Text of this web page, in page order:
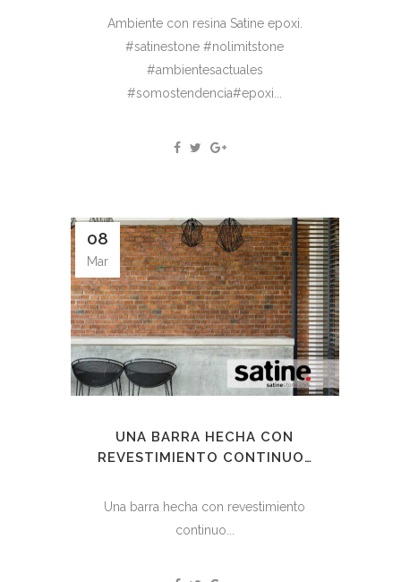
Ambiente con resina Satine epoxi.
#satinestone #nolimitstone
#ambientesactuales
#somostendencia#epoxi...
08
Mar
UNA BARRA HECHA CON
REVESTIMIENTO CONTINUO…
Una barra hecha con revestimiento
continuo...